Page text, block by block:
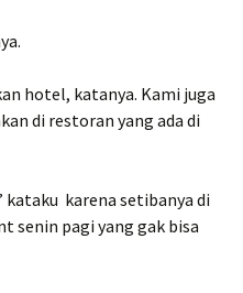
hotel, katanya. Kami juga
di restoran yang ada di
kataku karena setibanya di
senin pagi yang gak bisa